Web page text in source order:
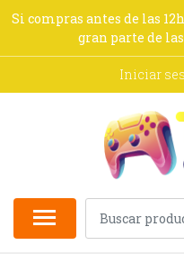
Si compras antes de las
gran parte de
Iniciar